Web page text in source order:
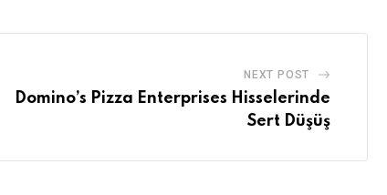
NEXT POST
Domino’s Pizza Enterprises Hisselerinde
Sert Düşüş